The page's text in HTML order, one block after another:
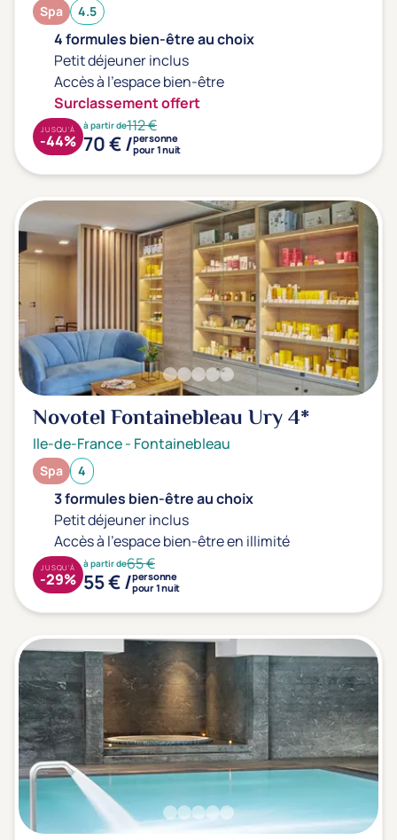
Sport
Yoga
Offres spéciales
Vente Flash & Promo
Distance de chez vous
Établissements proches de chez moi
Km
Transports & hébergement
Soins sans hébergement
Offre séjour + vol inclus
Spa 4.5
4 formules bien-être au choix
Petit déjeuner inclus
Accès à l'espace bien-être
Surclassement offert
à partir de112 €
70 € /personne
pour 1 nuit
JUSQU'À
-44%
Novotel Fontainebleau Ury4*
Ile-de-France- Fontainebleau
Spa 4
3 formules bien-être au choix
Petit déjeuner inclus
Accès à l'espace bien-être en illimité
à partir de65 €
55 € /personne
pour 1 nuit
JUSQU'À
-29%